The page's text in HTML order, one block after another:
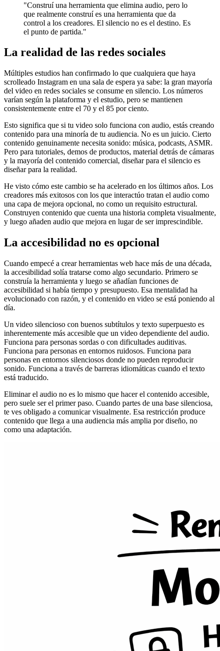
"Construí una herramienta que elimina audio, pero lo
que realmente construí es una herramienta que da
control a los creadores. El silencio no es el destino. Es
el punto de partida."
La realidad de las redes sociales
Múltiples estudios han confirmado lo que cualquiera que haya
scrolleado Instagram en una sala de espera ya sabe: la gran mayoría
del video en redes sociales se consume en silencio. Los números
varían según la plataforma y el estudio, pero se mantienen
consistentemente entre el 70 y el 85 por ciento.
Esto significa que si tu video solo funciona con audio, estás creando
contenido para una minoría de tu audiencia. No es un juicio. Cierto
contenido genuinamente necesita sonido: música, podcasts, ASMR.
Pero para tutoriales, demos de productos, material detrás de cámaras
y la mayoría del contenido comercial, diseñar para el silencio es
diseñar para la realidad.
He visto cómo este cambio se ha acelerado en los últimos años. Los
creadores más exitosos con los que interactúo tratan el audio como
una capa de mejora opcional, no como un requisito estructural.
Construyen contenido que cuenta una historia completa visualmente,
y luego añaden audio que mejora en lugar de ser imprescindible.
La accesibilidad no es opcional
Cuando empecé a crear herramientas web hace más de una década,
la accesibilidad solía tratarse como algo secundario. Primero se
construía la herramienta y luego se añadían funciones de
accesibilidad si había tiempo y presupuesto. Esa mentalidad ha
evolucionado con razón, y el contenido en video se está poniendo al
día.
Un video silencioso con buenos subtítulos y texto superpuesto es
inherentemente más accesible que un video dependiente del audio.
Funciona para personas sordas o con dificultades auditivas.
Funciona para personas en entornos ruidosos. Funciona para
personas en entornos silenciosos donde no pueden reproducir
sonido. Funciona a través de barreras idiomáticas cuando el texto
está traducido.
Eliminar el audio no es lo mismo que hacer el contenido accesible,
pero suele ser el primer paso. Cuando partes de una base silenciosa,
te ves obligado a comunicar visualmente. Esa restricción produce
contenido que llega a una audiencia más amplia por diseño, no
como una adaptación.